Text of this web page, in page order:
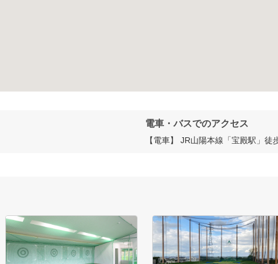
電車・バスでのアクセス
【電車】 JR山陽本線「宝殿駅」徒